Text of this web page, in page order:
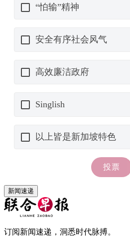
新闻速递
订阅新闻速递，洞悉时代脉搏。